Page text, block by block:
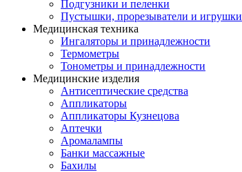
Подгузники и пеленки
Пустышки, прорезыватели и игрушки
Медицинская техника
Ингаляторы и принадлежности
Термометры
Тонометры и принадлежности
Медицинские изделия
Антисептические средства
Аппликаторы
Аппликаторы Кузнецова
Аптечки
Аромалампы
Банки массажные
Бахилы